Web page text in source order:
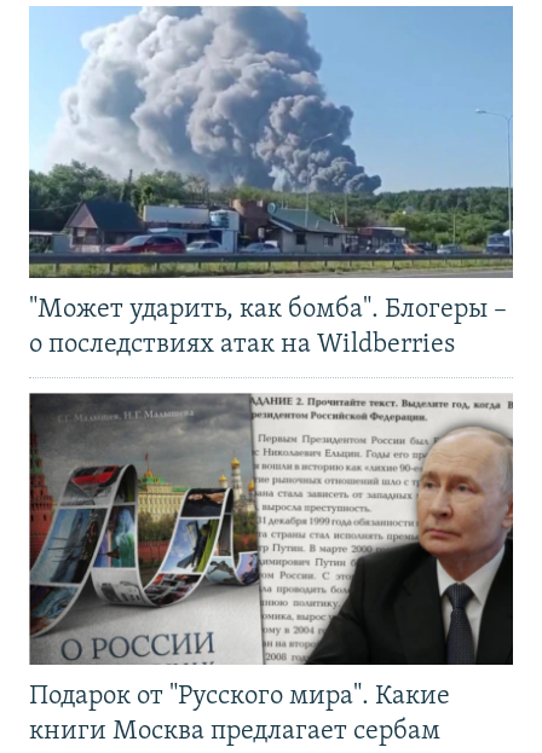
"Может ударить, как бомба". Блогеры –
о последствиях атак на Wildberries
Подарок от "Русского мира". Какие
книги Москва предлагает сербам